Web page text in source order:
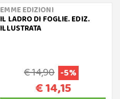
EMME EDIZIONI
IL LADRO DI FOGLIE. EDIZ.
ILLUSTRATA
€ 14,90 -5%
€ 14,15